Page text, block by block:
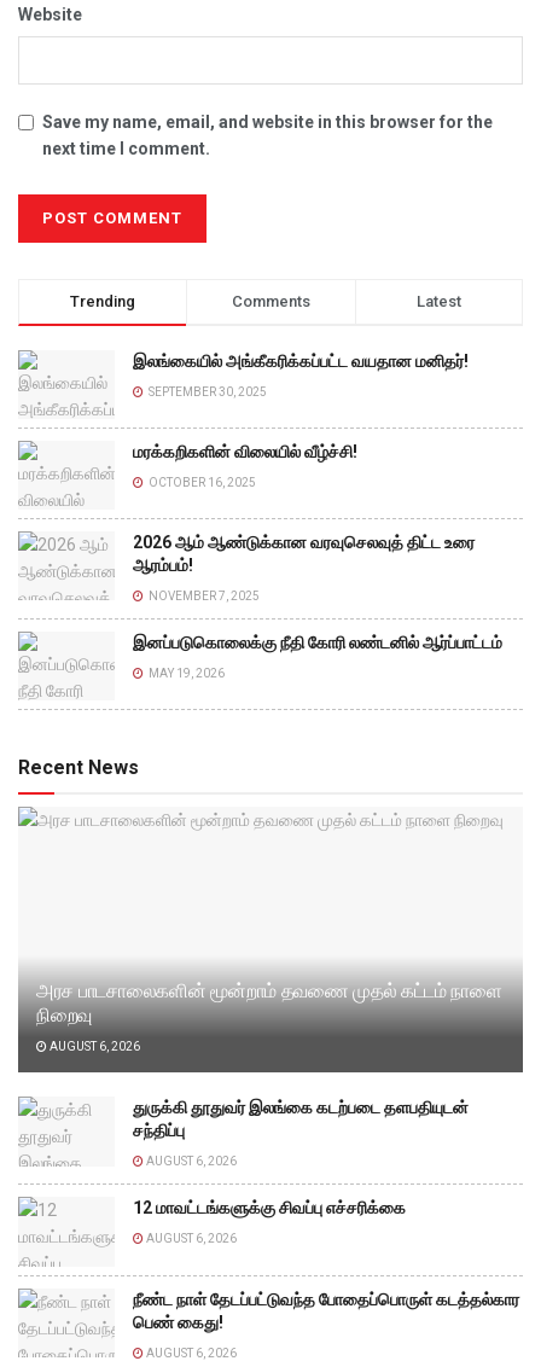
Website
Save my name, email, and website in this browser for the
next time I comment.
Trending Comments Latest
இலங்கையில் அங்கீகரிக்கப்பட்ட வயதான மனிதர்!
SEPTEMBER 30, 2025
மரக்கறிகளின் விலையில் வீழ்ச்சி!
OCTOBER 16, 2025
2026 ஆம் ஆண்டுக்கான வரவுசெலவுத் திட்ட உரை
ஆரம்பம்!
NOVEMBER 7, 2025
இனப்படுகொலைக்கு நீதி கோரி லண்டனில் ஆர்ப்பாட்டம்
MAY 19, 2026
Recent News
அரச பாடசாலைகளின் மூன்றாம் தவணை முதல் கட்டம் நாளை
நிறைவு
AUGUST 6, 2026
துருக்கி தூதுவர் இலங்கை கடற்படை தளபதியுடன்
சந்திப்பு
AUGUST 6, 2026
12 மாவட்டங்களுக்கு சிவப்பு எச்சரிக்கை
AUGUST 6, 2026
நீண்ட நாள் தேடப்பட்டுவந்த போதைப்பொருள் கடத்தல்கார
பெண் கைது!
AUGUST 6, 2026